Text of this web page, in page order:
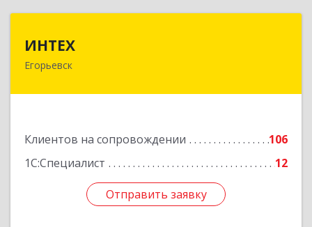
ИНТЕХ
Егорьевск
Клиентов на сопровождении
106
1С:Специалист
12
Отправить заявку
140300, Московская обл, Егорьевск г, 5-й мкр,
Отправить заявку